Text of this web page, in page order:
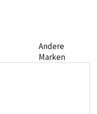
Andere
Marken